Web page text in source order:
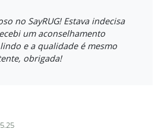
no SayRUG! Estava indecisa
um aconselhamento
e a qualidade é mesmo
obrigada!